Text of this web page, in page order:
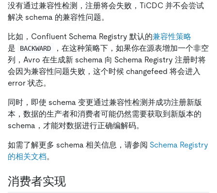
没有通过兼容性检测，注册将会失败，TiCDC 并不会尝试
解决 schema 的兼容性问题。
比如，Confluent Schema Registry 默认的兼容性策略
是
BACKWARD
，在这种策略下，如果你在源表增加一个非空
列，Avro 在生成新 schema 向 Schema Registry 注册时将
会因为兼容性问题失败，这个时候 changefeed 将会进入
error 状态。
同时，即使 schema 变更通过兼容性检测并成功注册新版
本，数据的生产者和消费者可能仍然需要获取到新版本的
schema，才能对数据进行正确编解码。
如需了解更多 schema 相关信息，请参阅 Schema Registry
的相关文档。
消费者实现